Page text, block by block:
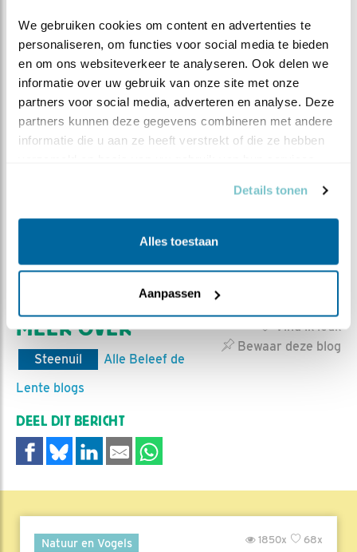
We gebruiken cookies om content en advertenties te
personaliseren, om functies voor social media te bieden
en om ons websiteverkeer te analyseren. Ook delen we
informatie over uw gebruik van onze site met onze
partners voor social media, adverteren en analyse. Deze
partners kunnen deze gegevens combineren met andere
informatie die u aan ze heeft verstrekt of die ze hebben
Details tonen
Alles toestaan
Aanpassen
Steenuilenoverleg Nederland (STONE) is een
landelijke werkgroep die steenuilenbescherming en
Daartoe wordt samengewerkt met relevante
vrijwilligersorganisatie, zonder betaalde krachten.
Bezoek dewebsite van STONE
Vind ik leuk
Bewaar deze blog
MEER OVER
Steenuil
Alle Beleef de
Lente blogs
DEEL DIT BERICHT
Natuur en Vogels 68x
1850x